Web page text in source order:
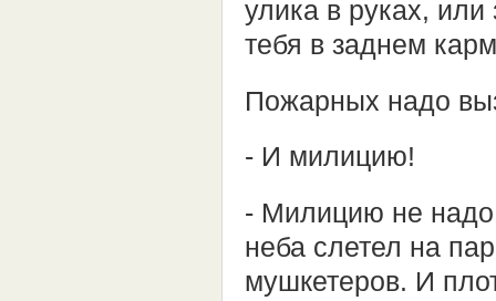
улика в руках,
тебя в заднем
Пожарных надо
- И милицию!
- Милицию не
неба слетел на
мушкетеров. И